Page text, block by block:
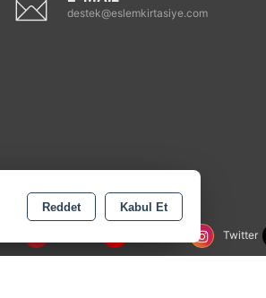
destek@eslemkirtasiye.com
Twitter
Reddet Kabul Et